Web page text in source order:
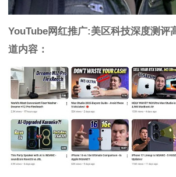
YouTube网红推广:美区科技深度测评
道内容：